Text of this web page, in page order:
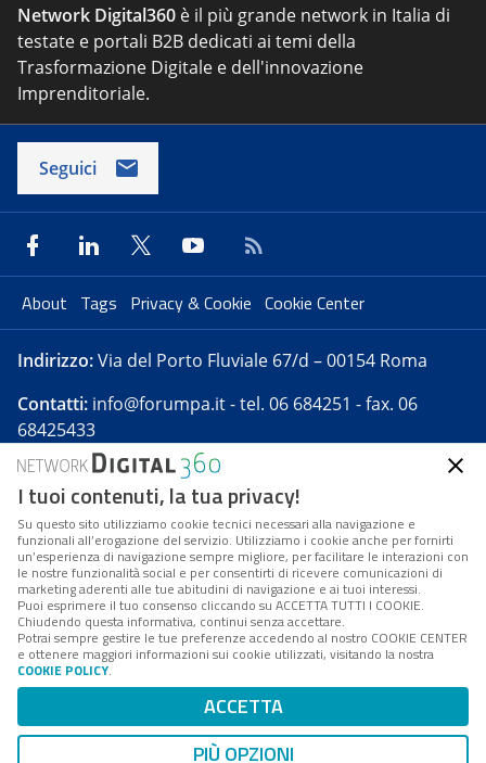
Network Digital360 è il più grande network in Italia di
testate e portali B2B dedicati ai temi della
Trasformazione Digitale e dell'innovazione
Imprenditoriale.
Seguici
About Tags Privacy & Cookie Cookie Center
Indirizzo:Via del Porto Fluviale 67/d – 00154 Roma
Contatti: info@forumpa.it- tel. 06 684251 - fax. 06
68425433
Forumpa.itè una pubblicazione telematica iscritta
presso Registro della stampa del Tribunale di Roma -
Reg. n. 182 del 2 maggio 2008 - Direttore resp. Michela
Stentella
FPA s.r.l. è società soggetta a Direzione e
Coordinamento da parte di Digital360 S.p.A. - FPA s.r.l.
è un'azienda certificata per il sistema di management
Codice Fiscale/Partita IVA n. 10693191008 - R.E.A. Roma
n. 1249791. ISP AWS
Mappa del sito
I tuoi contenuti, la tua privacy!
Su questo sito utilizziamo cookie tecnici necessari alla navigazione e
funzionali all’erogazione del servizio. Utilizziamo i cookie anche per fornirti
un’esperienza di navigazione sempre migliore, per facilitare le interazioni con
le nostre funzionalità social e per consentirti di ricevere comunicazioni di
marketing aderenti alle tue abitudini di navigazione e ai tuoi interessi.
Puoi esprimere il tuo consenso cliccando su ACCETTA TUTTI I COOKIE.
Chiudendo questa informativa, continui senza accettare.
Potrai sempre gestire le tue preferenze accedendo al nostro COOKIE CENTER
e ottenere maggiori informazioni sui cookie utilizzati, visitando la nostra
COOKIE POLICY.
ACCETTA
PIÙ OPZIONI